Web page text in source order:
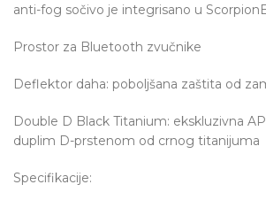
anti-fog sočivo je integrisano u
Prostor za Bluetooth zvučnike
Deflektor daha: poboljšana zaštita od
Double D Black Titanium: ekskluzivna
duplim D-prstenom od crnog titanijuma
Specifikacije: